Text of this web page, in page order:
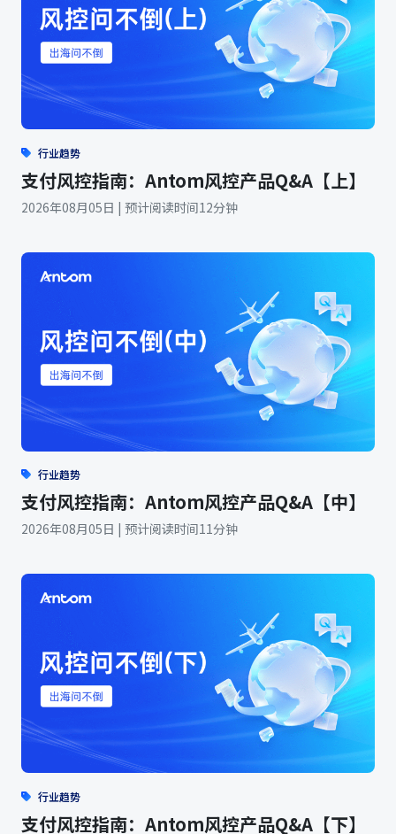
行业趋势
支付风控指南：Antom风控产品Q&A【上】
2026年08月05日 | 预计阅读时间12分钟
行业趋势
支付风控指南：Antom风控产品Q&A【中】
2026年08月05日 | 预计阅读时间11分钟
行业趋势
支付风控指南：Antom风控产品Q&A【下】